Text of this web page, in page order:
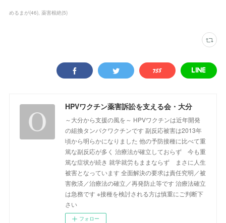
めるまが(46) 薬害根絶(5)
HPVワクチン薬害訴訟を支える会・大分
～大分から支援の風を～ HPVワクチンは近年開発
の組換タンパクワクチンです 副反応被害は2013年
頃から明らかになりました 他の予防接種に比べて重
篤な副反応が多く 治療法が確立しておらず 今も重
篤な症状が続き 就学就労もままならず まさに人生
被害となっています 全面解決の要求は責任究明／被
害救済／治療法の確立／再発防止等です 治療法確立
は急務です ※接種を検討される方は慎重にご判断下
さい
フォロー